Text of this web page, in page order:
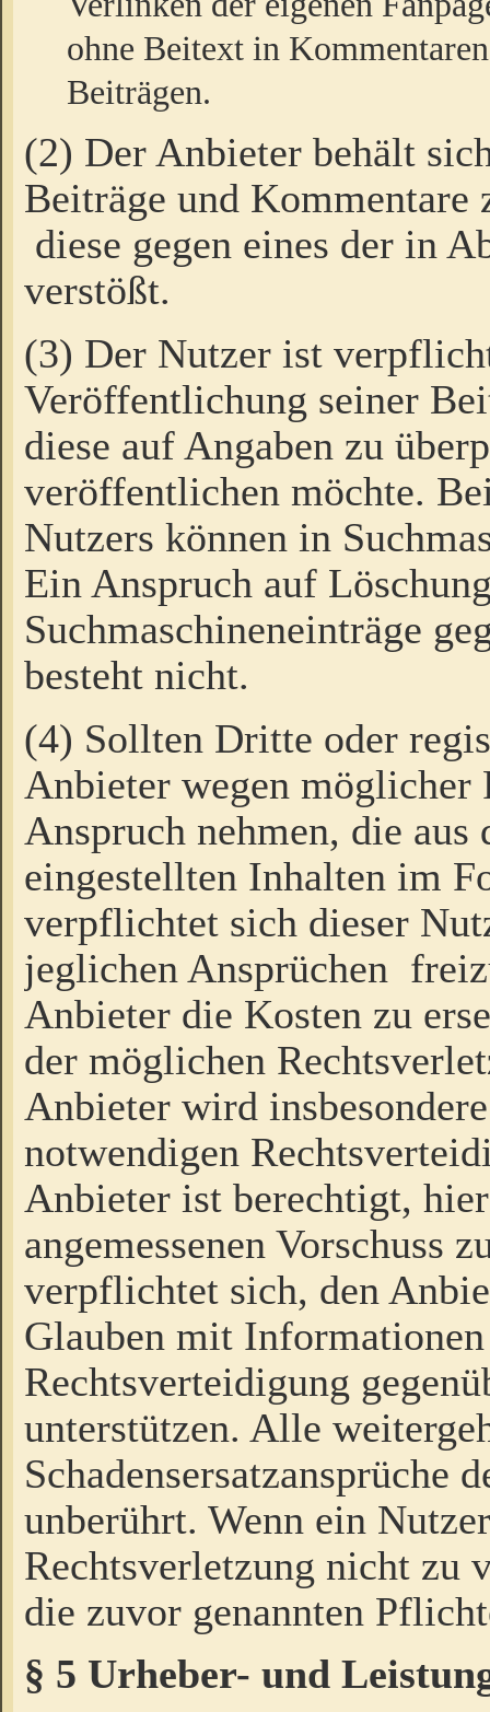
ohne Beitext in
Beiträgen.
(2) Der Anbieter behält
Beiträge und Kommentare
diese gegen eines der in
verstößt.
(3) Der Nutzer ist
Veröffentlichung seiner
diese auf Angaben zu
veröffentlichen möchte.
Nutzers können in
Ein Anspruch auf
Suchmaschineneinträge
besteht nicht.
(4) Sollten Dritte oder
Anbieter wegen möglicher
Anspruch nehmen, die
eingestellten Inhalten im
verpflichtet sich dieser
jeglichen Ansprüchen
Anbieter die Kosten zu
der möglichen
Anbieter wird
notwendigen
Anbieter ist berechtigt,
angemessenen Vorschuss
verpflichtet sich, den
Glauben mit
Rechtsverteidigung
unterstützen. Alle
Schadensersatzansprüche
unberührt. Wenn ein
Rechtsverletzung nicht zu
die zuvor genannten
§ 5 Urheber- und